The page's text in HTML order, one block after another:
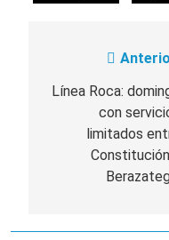
Navegación
de
entradas
Línea Roca:
con
limitados